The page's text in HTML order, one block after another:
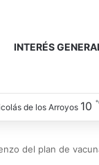
INTERÉS
de los Arroyos 10
del plan de